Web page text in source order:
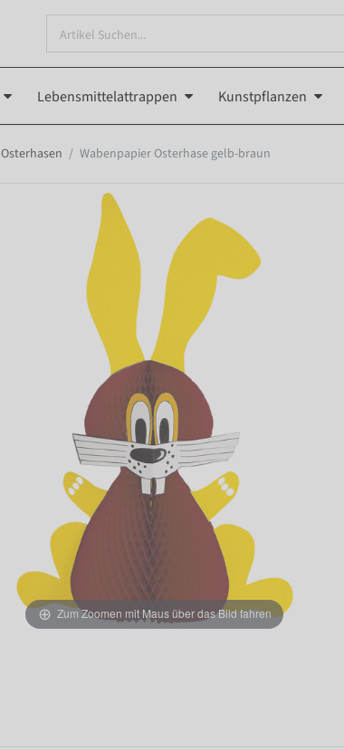
Lebensmittelattrappen Kunstpflanzen
Osterhasen Wabenpapier Osterhase gelb-braun
Zum Zoomen mit Maus über das Bild fahren